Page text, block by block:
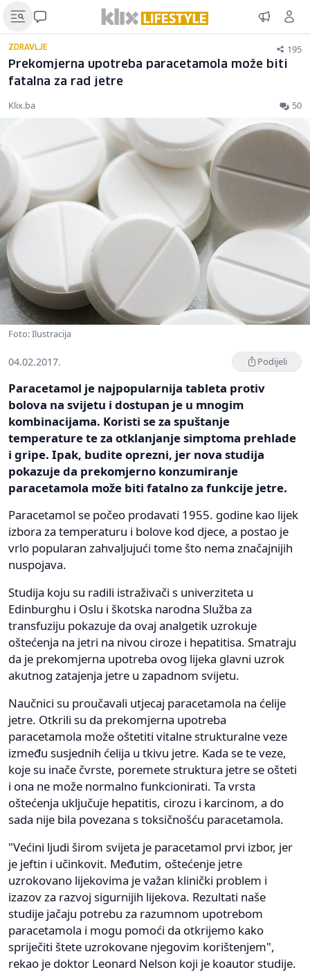
ZDRAVLJE 195
Prekomjerna upotreba paracetamola može biti
fatalna za rad jetre
Klix.ba 50
Foto: Ilustracija
04.02.2017. Podijeli
Paracetamol je najpopularnija tableta protiv
bolova na svijetu i dostupan je u mnogim
kombinacijama. Koristi se za spuštanje
temperature te za otklanjanje simptoma prehlade
i gripe. Ipak, budite oprezni, jer nova studija
pokazuje da prekomjerno konzumiranje
paracetamola može biti fatalno za funkcije jetre.
Paracetamol se počeo prodavati 1955. godine kao lijek
izbora za temperaturu i bolove kod djece, a postao je
vrlo popularan zahvaljujući tome što nema značajnijih
nuspojava.
Studija koju su radili istraživači s univerziteta u
Edinburghu i Oslu i škotska narodna Služba za
transfuziju pokazuje da ovaj analgetik uzrokuje
oštećenja na jetri na nivou ciroze i hepatitisa. Smatraju
da je prekomjerna upotreba ovog lijeka glavni uzrok
akutnog zatajenja jetre u zapadnom svijetu.
Naučnici su proučavali utjecaj paracetamola na ćelije
jetre. Otkrili su da prekomjerna upotreba
paracetamola može oštetiti vitalne strukturalne veze
između susjednih ćelija u tkivu jetre. Kada se te veze,
koje su inače čvrste, poremete struktura jetre se ošteti
i ona ne može normalno funkcionirati. Ta vrsta
oštećenja uključuje hepatitis, cirozu i karcinom, a do
sada nije bila povezana s toksičnošću paracetamola.
"Većini ljudi širom svijeta je paracetamol prvi izbor, jer
je jeftin i učinkovit. Međutim, oštećenje jetre
uzrokovano lijekovima je važan klinički problem i
izazov za razvoj sigurnijih lijekova. Rezultati naše
studije jačaju potrebu za razumnom upotrebom
paracetamola i mogu pomoći da otkrijemo kako
spriječiti štete uzrokovane njegovim korištenjem",
rekao je doktor Leonard Nelson koji je koautor studije.